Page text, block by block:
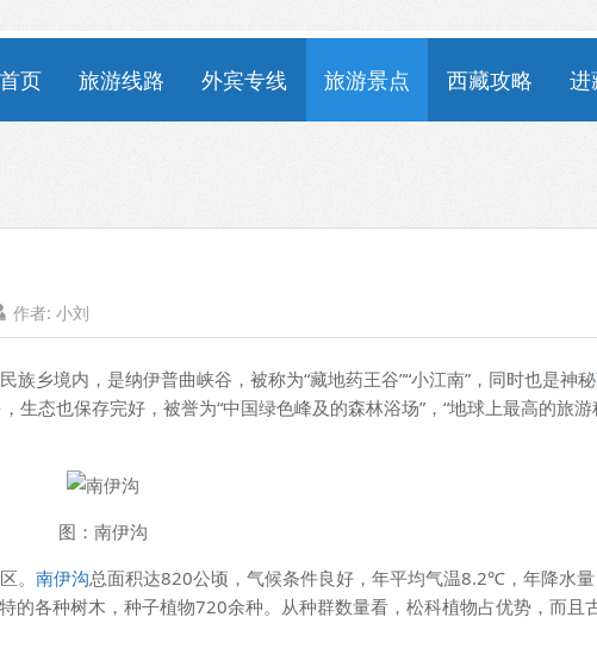
首页 旅游线路 外宾专线 旅游景点 西藏攻略 进
作者: 小刘
乡境内，是纳伊普曲峡谷，被称为“藏地药王谷”“小江南”，同时也是神秘
生态也保存完好，被誉为“中国绿色峰及的森林浴场”，“地球上最高的旅游
图：南伊沟
。 南伊沟总面积达820公顷，气候条件良好，年平均气温8.2℃，年降水量
的各种树木，种子植物720余种。从种群数量看，松科植物占优势，而且